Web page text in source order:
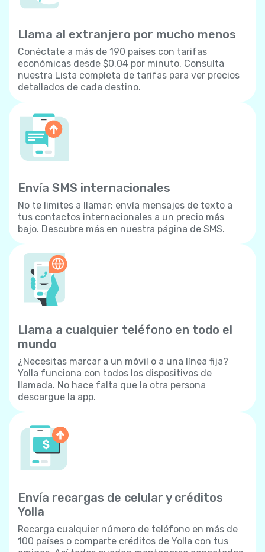
Llama al extranjero por mucho menos
Conéctate a más de 190 países con tarifas
económicas desde $0.04 por minuto. Consulta
nuestra Lista completa de tarifas para ver precios
detallados de cada destino.
Envía SMS internacionales
No te limites a llamar: envía mensajes de texto a
tus contactos internacionales a un precio más
bajo. Descubre más en nuestra página de SMS.
Llama a cualquier teléfono en todo el
mundo
¿Necesitas marcar a un móvil o a una línea fija?
Yolla funciona con todos los dispositivos de
llamada. No hace falta que la otra persona
descargue la app.
Envía recargas de celular y créditos
Yolla
Recarga cualquier número de teléfono en más de
100 países o comparte créditos de Yolla con tus